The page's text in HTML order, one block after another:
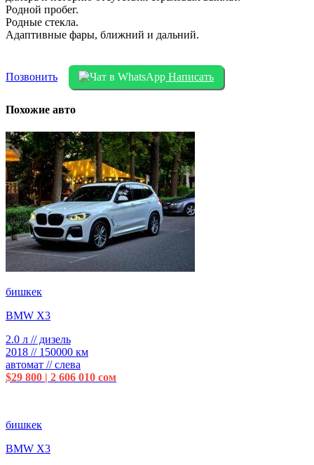
Родной пробег.
Родные стекла.
Адаптивные фары, ближний и дальний.
Позвонить Написать
Похожие авто
бишкек
BMW X3
2.0 л // дизель
2018 // 150000 км
автомат // слева
$29 800 | 2 606 010 сом
бишкек
BMW X3